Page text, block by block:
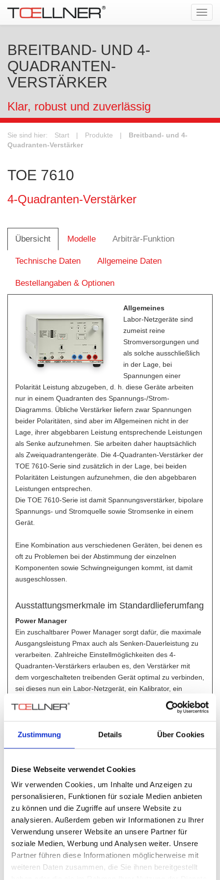
Zustimmung Details Über Cookies
Diese Webseite verwendet Cookies
Wir verwenden Cookies, um Inhalte und Anzeigen zu
personalisieren, Funktionen für soziale Medien anbieten
zu können und die Zugriffe auf unsere Website zu
analysieren. Außerdem geben wir Informationen zu Ihrer
Verwendung unserer Website an unsere Partner für
soziale Medien, Werbung und Analysen weiter. Unsere
Partner führen diese Informationen möglicherweise mit
weiteren Daten zusammen, die Sie ihnen bereitgestellt
BREITBAND- UND 4-
QUADRANTEN-
VERSTÄRKER
Klar, robust und zuverlässig
Sie sind hier: Start | Produkte |
Breitband- und 4-
Quadranten-Verstärker
TOE 7610
4-Quadranten-Verstärker
Übersicht Modelle Arbiträr-Funktion
Technische Daten Allgemeine Daten
Bestellangaben & Optionen
Allgemeines
Labor-Netzgeräte sind
zumeist reine
Stromversorgungen und
als solche ausschließlich
in der Lage, bei
Spannungen einer
Polarität Leistung abzugeben, d. h. diese Geräte arbeiten
nur in einem Quadranten des Spannungs-/Strom-
Diagramms. Übliche Verstärker liefern zwar Spannungen
beider Polaritäten, sind aber im Allgemeinen nicht in der
Lage, ihrer abgebbaren Leistung entsprechende Leistungen
als Senke aufzunehmen. Sie arbeiten daher hauptsächlich
als Zweiquadrantengeräte. Die 4-Quadranten-Verstärker der
TOE 7610-Serie sind zusätzlich in der Lage, bei beiden
Polaritäten Leistungen aufzunehmen, die den abgebbaren
Leistungen entsprechen.
Die TOE 7610-Serie ist damit Spannungsverstärker, bipolare
Spannungs- und Stromquelle sowie Stromsenke in einem
Gerät.
Eine Kombination aus verschiedenen Geräten, bei denen es
oft zu Problemen bei der Abstimmung der einzelnen
Komponenten sowie Schwingneigungen kommt, ist damit
ausgeschlossen.
Ausstattungsmerkmale im Standardlieferumfang
Power Manager
Ein zuschaltbarer Power Manager sorgt dafür, die maximale
Ausgangsleistung Pmax auch als Senken-Dauerleistung zu
verarbeiten. Zahlreiche Einstellmöglichkeiten des 4-
Quadranten-Verstärkers erlauben es, den Verstärker mit
dem vorgeschalteten treibenden Gerät optimal zu verbinden,
sei dieses nun ein Labor-Netzgerät, ein Kalibrator, ein
Funktionsgenerator oder eine Signalquelle aus einem PC in
Form einer D/A Wandlerkarte.
Umschaltbarer Eingangswiderstand
externe Anpassungen zwischen einem anzusteuernden
D/A-Karte im PC zu selektieren.
Wählbarer Eingangsspannungsbereich
Durch den einstellbaren Eingangsspannungsbereich kann
zwischen einer ±5 V bzw. ±10 V Eingangsspannung
umgeschaltet werden. Somit sind keine weiteren externen
Steuerspannungsanpassungen erforderlich.